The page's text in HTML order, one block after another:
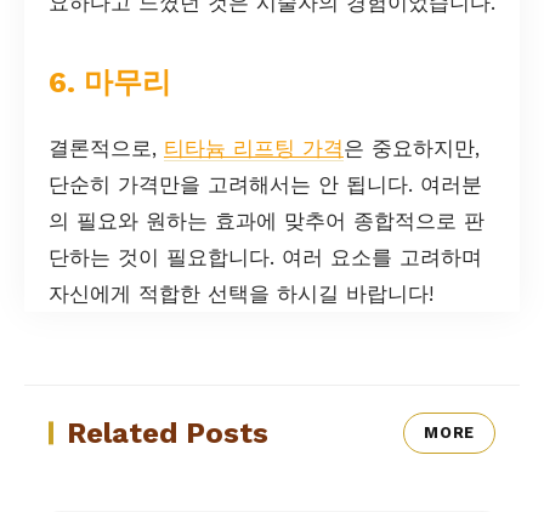
6. 마무리
결론적으로, 티타늄 리프팅 가격은 중요하지만,
단순히 가격만을 고려해서는 안 됩니다. 여러분
의 필요와 원하는 효과에 맞추어 종합적으로 판
단하는 것이 필요합니다. 여러 요소를 고려하며
자신에게 적합한 선택을 하시길 바랍니다!
Related Posts MORE